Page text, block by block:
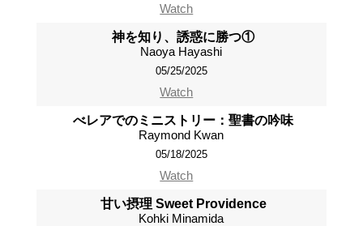
Watch
神を知り、誘惑に勝つ①
Naoya Hayashi
05/25/2025
Watch
べレアでのミニストリー：聖書の吟味
Raymond Kwan
05/18/2025
Watch
甘い摂理 Sweet Providence
Kohki Minamida